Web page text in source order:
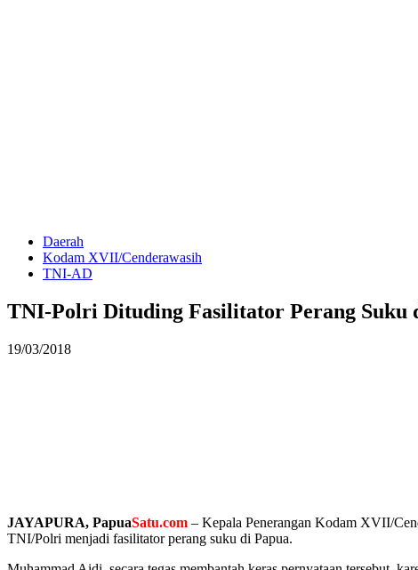
Daerah
Kodam XVII/Cenderawasih
TNI-AD
TNI-Polri Dituding Fasilitator Perang Suku
19/03/2018
JAYAPURA, PapuaSatu.com – Kepala Penerangan Kodam XVII/
TNI/Polri menjadi fasilitator perang suku di Papua.